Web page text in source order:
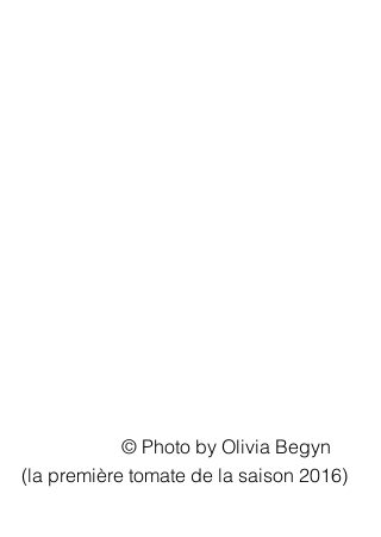
(la première tomate de la saison 2016)